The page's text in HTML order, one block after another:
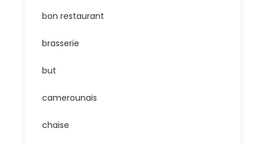
bon restaurant
brasserie
but
camerounais
chaise